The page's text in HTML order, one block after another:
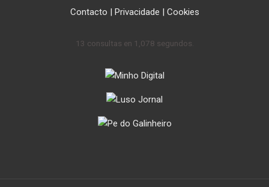
Contacto | Privacidade | Cookies
13 consultas en 1,078 segundos.